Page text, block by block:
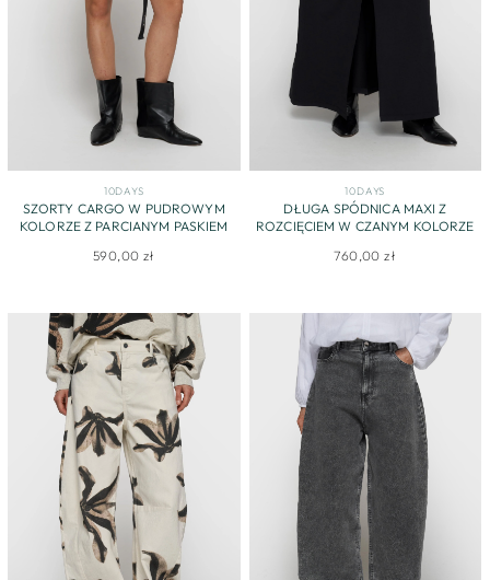
10DAYS
SZORTY CARGO W PUDROWYM
KOLORZE Z PARCIANYM PASKIEM
590,00 zł
10DAYS
DŁUGA SPÓDNICA MAXI Z
ROZCIĘCIEM W CZANYM KOLORZE
760,00 zł